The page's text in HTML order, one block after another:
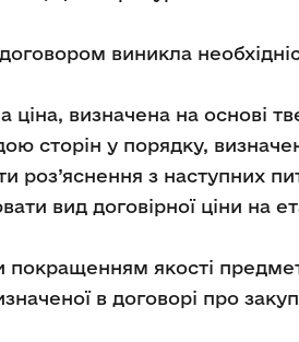
виникла
ціна, визначена на
сторін у порядку,
роз’яснення з наступних
вид договірної ціни на
покращенням якості
в договорі про